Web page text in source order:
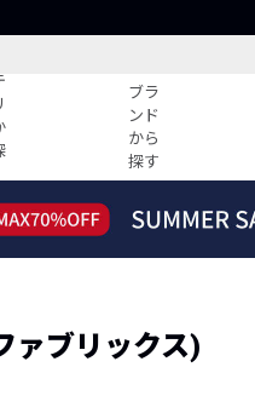
ブラ
ンド
から
探す
すべての記事
ーデ紹介
HOTなコーデ TOP20
ァブリックス)